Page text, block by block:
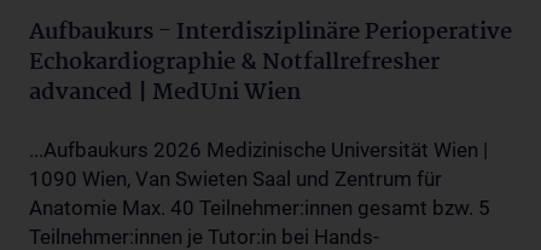
Aufbaukurs - Interdisziplinäre Perioperative
Echokardiographie & Notfallrefresher
advanced | MedUni Wien
...Aufbaukurs 2026 Medizinische Universität Wien |
1090 Wien, Van Swieten Saal und Zentrum für
Anatomie Max. 40 Teilnehmer:innen gesamt bzw. 5
Teilnehmer:innen je Tutor:in bei Hands-